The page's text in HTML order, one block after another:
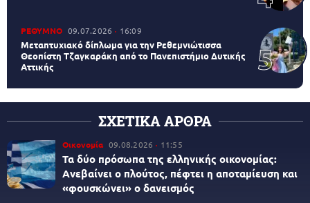
ΡΕΘΥΜΝΟ 09.07.2026 16:09
Μεταπτυχιακό δίπλωμα για την Ρεθεμνιώτισσα
Θεοπίστη Τζαγκαράκη από το Πανεπιστήμιο Δυτικής
Αττικής
ΣΧΕΤΙΚΑ ΑΡΘΡΑ
Οικονομία 09.08.2026 11:55
Τα δύο πρόσωπα της ελληνικής οικονομίας:
Aνεβαίνει ο πλούτος, πέφτει η αποταμίευση και
«φουσκώνει» ο δανεισμός